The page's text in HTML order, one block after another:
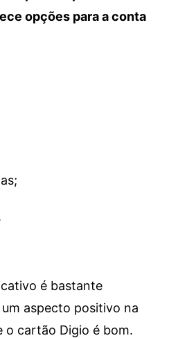
opções para a conta
é bastante
aspecto positivo na
o cartão Digio é bom.